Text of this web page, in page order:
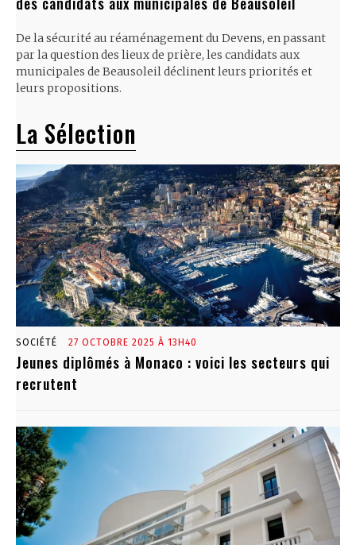
De la sécurité au réaménagement du Devens, en passant
par la question des lieux de prière, les candidats aux
municipales de Beausoleil déclinent leurs priorités et
leurs propositions.
La Sélection
SOCIÉTÉ 27 OCTOBRE 2025 À 13H40
Jeunes diplômés à Monaco : voici les secteurs qui
recrutent